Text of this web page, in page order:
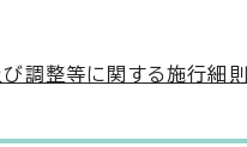
調整等に関する施行